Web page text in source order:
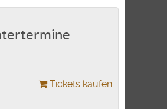
Tickets kaufen